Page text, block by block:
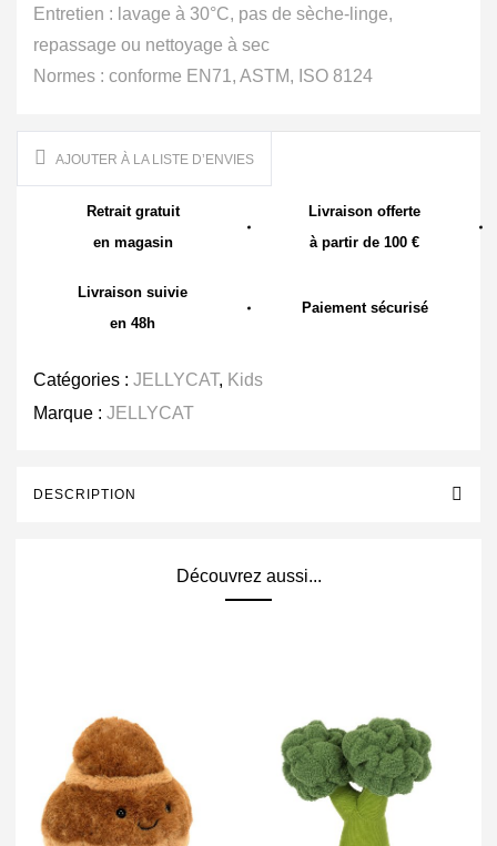
Entretien : lavage à 30°C, pas de sèche-linge,
repassage ou nettoyage à sec
Normes : conforme EN71, ASTM, ISO 8124
AJOUTER À LA LISTE D’ENVIES
Retrait gratuit
en magasin
Livraison offerte
à partir de 100 €
Livraison suivie
en 48h
Paiement sécurisé
Catégories : JELLYCAT, Kids
Marque : JELLYCAT
DESCRIPTION
Découvrez aussi...